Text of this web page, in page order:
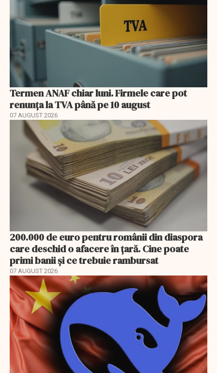
Termen ANAF chiar luni. Firmele care pot
renunța la TVA până pe 10 august
07 AUGUST 2026
200.000 de euro pentru românii din diaspora
care deschid o afacere în țară. Cine poate
primi banii și ce trebuie rambursat
07 AUGUST 2026